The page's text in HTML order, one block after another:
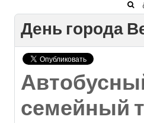
День города
семейный